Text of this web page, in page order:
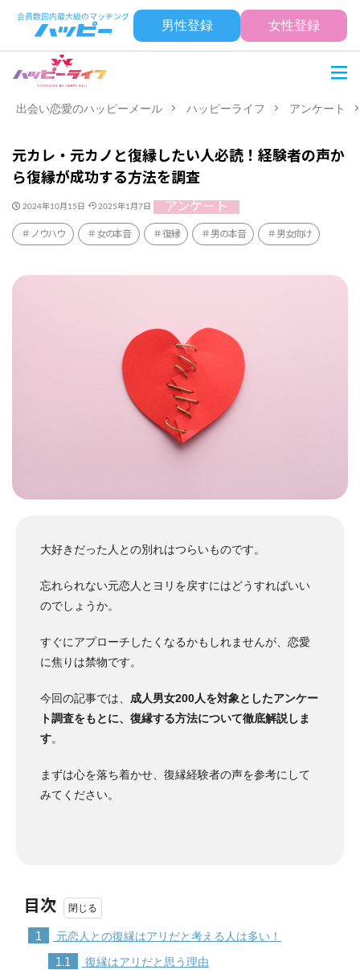
男性登録 女性登録
出会い恋愛のハッピーメール ハッピーライフ アンケート
元カレ・元カノと復縁したい人必読！経験者の声か
ら復縁が成功する方法を調査
2024年10月15日 2025年1月7日 アンケート
ノウハウ 女の本音 復縁 男の本音 男女向け
大好きだった人との別れはつらいものです。
忘れられない元恋人とヨリを戻すにはどうすればいい
のでしょうか。
すぐにアプローチしたくなるかもしれませんが、恋愛
に焦りは禁物です。
今回の記事では、 成人男女200人を対象としたアンケー
ト調査をもとに、復縁する方法について徹底解説しま
す。
まずは心を落ち着かせ、復縁経験者の声を参考にして
みてください。
目次
1 元恋人との復縁はアリだと考える人は多い！
1.1 復縁はアリだと思う理由